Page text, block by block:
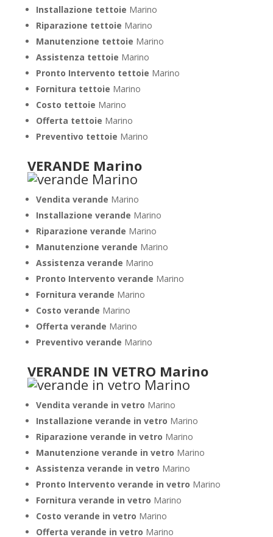
Installazione tettoie Marino
Riparazione tettoie Marino
Manutenzione tettoie Marino
Assistenza tettoie Marino
Pronto Intervento tettoie Marino
Fornitura tettoie Marino
Costo tettoie Marino
Offerta tettoie Marino
Preventivo tettoie Marino
VERANDE Marino
Vendita verande Marino
Installazione verande Marino
Riparazione verande Marino
Manutenzione verande Marino
Assistenza verande Marino
Pronto Intervento verande Marino
Fornitura verande Marino
Costo verande Marino
Offerta verande Marino
Preventivo verande Marino
VERANDE IN VETRO Marino
Vendita verande in vetro Marino
Installazione verande in vetro Marino
Riparazione verande in vetro Marino
Manutenzione verande in vetro Marino
Assistenza verande in vetro Marino
Pronto Intervento verande in vetro Marino
Fornitura verande in vetro Marino
Costo verande in vetro Marino
Offerta verande in vetro Marino